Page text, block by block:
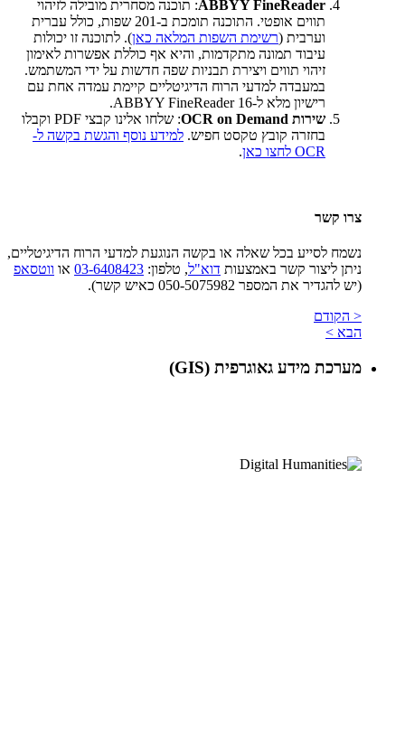
ABBYY FineReader: תוכנה מסחרית מובילה לזיהוי
תווים אופטי. התוכנה תומכת ב-201 שפות, כולל עברית
וערבית (רשימת השפות המלאה כאן). לתוכנה זו יכולות
עיבוד תמונה מתקדמות, והיא אף כוללת אפשרות לאימון
זיהוי תווים ויצירת תבניות שפה חדשות על ידי המשתמש.
במעבדה למדעי הרוח הדיגיטליים קיימת עמדה אחת עם
רישיון מלא ל-ABBYY FineReader 16.
שירות OCR on Demand
: שלחו אלינו קבצי PDF וקבלו
בחזרה קובץ טקסט חפיש. למידע נוסף והגשת בקשה ל-
OCR לחצו כאן
.
צרו קשר
נשמח לסייע בכל שאלה או בקשה הנוגעת למדעי הרוח הדיגיטליים,
ניתן ליצור קשר באמצעות דוא"ל, טלפון: 03-6408423 או ווטסאפ
(יש להגדיר את המספר 050-5075982 כאיש קשר).
< הקודם
הבא >
מערכת מידע גאוגרפית (GIS)